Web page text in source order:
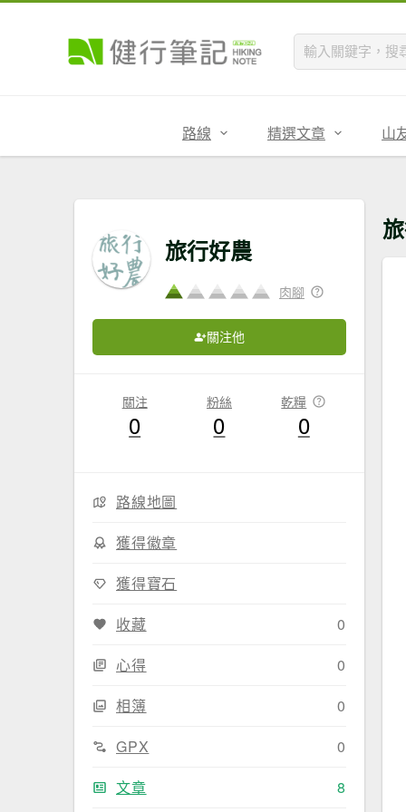
路線 精選文章 山
旅行好農
肉腳
關注他
關注
0
粉絲
0
乾糧
0
路線地圖
獲得徽章
獲得寶石
收藏
0
心得
0
相簿
0
GPX
0
文章
8